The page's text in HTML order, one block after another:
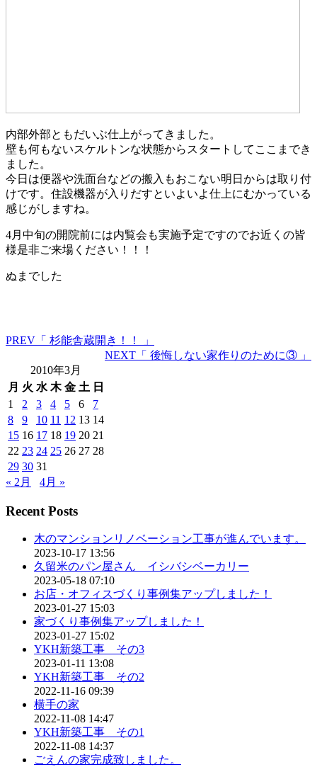
内部外部ともだいぶ仕上がってきました。
壁も何もないスケルトンな状態からスタートしてここまでき
ました。
今日は便器や洗面台などの搬入もおこない明日からは取り付
けです。住設機器が入りだすといよいよ仕上にむかっている
感じがしますね。
4月中旬の開院前には内覧会も実施予定ですのでお近くの皆
様是非ご来場ください！！！
ぬまでした
PREV 「 杉能舎蔵開き！！ 」
NEXT 「 後悔しない家作りのために③ 」
2010年3月
月 火 水 木 金 土 日
1
2 3 4 5 6
7
8
9 10 11 12 13 14
15 16 17 18 19 20 21
22 23 24 25 26 27 28
29 30 31
« 2月
4月 »
Recent Posts
木のマンションリノベーション工事が進んでいます。
2023-10-17 13:56
久留米のパン屋さん イシバシベーカリー
2023-05-18 07:10
お店・オフィスづくり事例集アップしました！
2023-01-27 15:03
家づくり事例集アップしました！
2023-01-27 15:02
YKH新築工事 その3
2023-01-11 13:08
YKH新築工事 その2
2022-11-16 09:39
横手の家
2022-11-08 14:47
YKH新築工事 その1
2022-11-08 14:37
ごえんの家完成致しました。